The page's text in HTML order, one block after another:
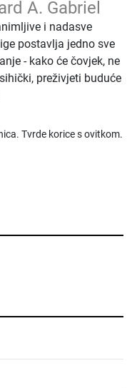
A. Gabriel
i nadasve
postavlja jedno sve
- kako će čovjek, ne
preživjeti buduće
Tvrde korice s ovitkom.